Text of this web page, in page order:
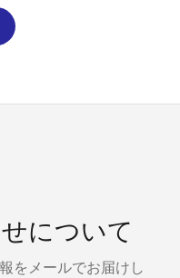
について
をメールでお届けし